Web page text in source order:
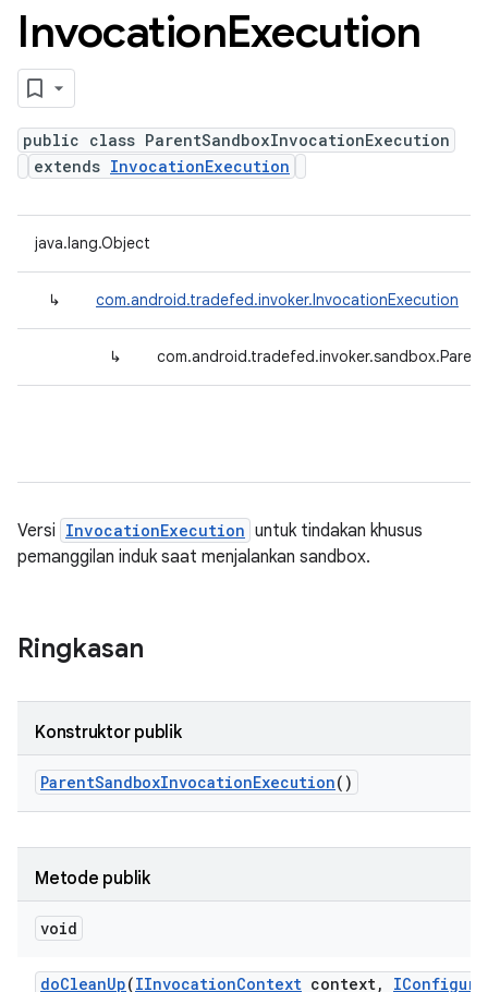
InvocationExecution
public class ParentSandboxInvocationExecution
extends InvocationExecution
java.lang.Object
↳ com.android.tradefed.invoker.InvocationExecution
↳
Versi InvocationExecution untuk tindakan khusus
pemanggilan induk saat menjalankan sandbox.
Ringkasan
Konstruktor publik
ParentSandboxInvocationExecution()
Metode publik
void
doCleanUp(IInvocationContext context,